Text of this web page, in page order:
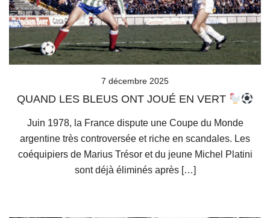
7 décembre 2025
QUAND LES BLEUS ONT JOUÉ EN VERT
Juin 1978, la France dispute une Coupe du Monde
argentine très controversée et riche en scandales. Les
coéquipiers de Marius Trésor et du jeune Michel Platini
sont déjà éliminés après […]